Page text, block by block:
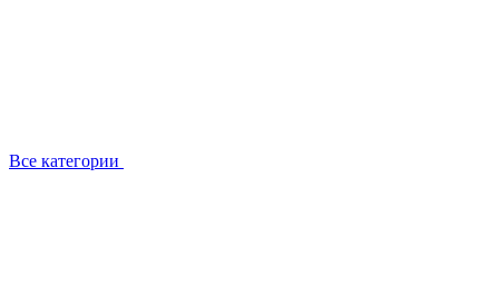
Все категории